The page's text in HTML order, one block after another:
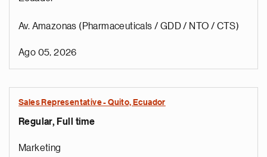
Av. Amazonas (Pharmaceuticals / GDD / NTO / CTS)
Ago 05, 2026
Sales Representative - Quito, Ecuador
Regular, Full time
Marketing